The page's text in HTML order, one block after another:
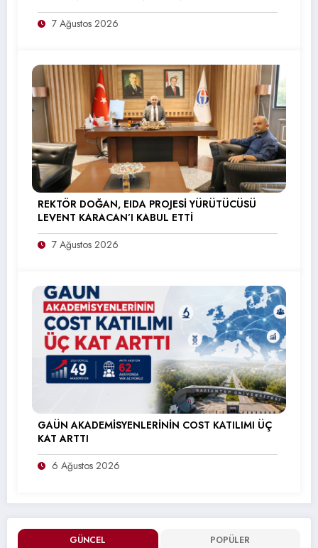
GÜNCEL POPÜLER
7 Ağustos 2026
REKTÖR DOĞAN, EIDA PROJESİ YÜRÜTÜCÜSÜ
LEVENT KARACAN’I KABUL ETTİ
7 Ağustos 2026
GAÜN AKADEMİSYENLERİNİN COST KATILIMI ÜÇ
KAT ARTTI
6 Ağustos 2026